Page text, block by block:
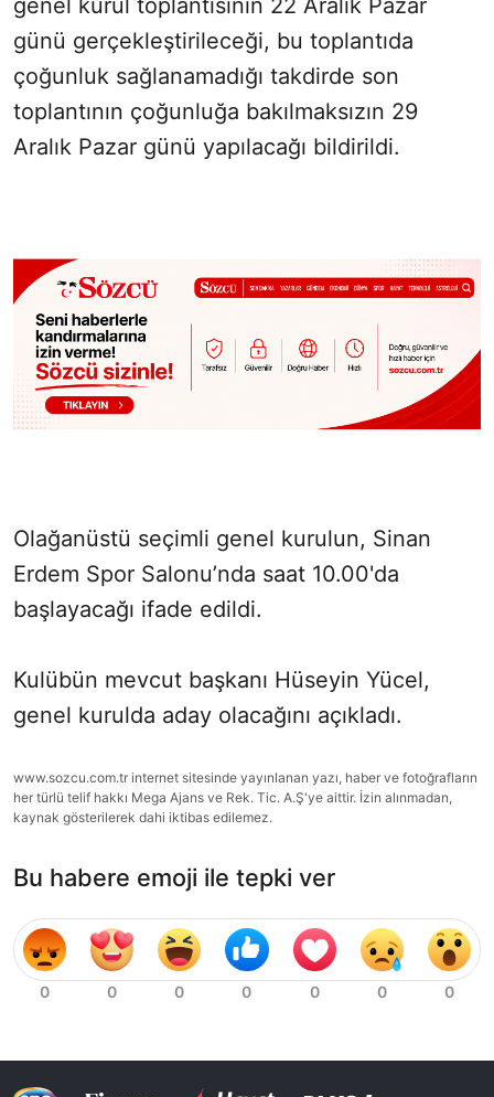
genel kurul toplantısının 22 Aralık Pazar
günü gerçekleştirileceği, bu toplantıda
çoğunluk sağlanamadığı takdirde son
toplantının çoğunluğa bakılmaksızın 29
Aralık Pazar günü yapılacağı bildirildi.
Olağanüstü seçimli genel kurulun, Sinan
Erdem Spor Salonu’nda saat 10.00'da
başlayacağı ifade edildi.
Kulübün mevcut başkanı Hüseyin Yücel,
genel kurulda aday olacağını açıkladı.
www.sozcu.com.tr internet sitesinde yayınlanan yazı, haber ve fotoğrafların
her türlü telif hakkı Mega Ajans ve Rek. Tic. A.Ş'ye aittir. İzin alınmadan,
kaynak gösterilerek dahi iktibas edilemez.
Bu habere emoji ile tepki ver